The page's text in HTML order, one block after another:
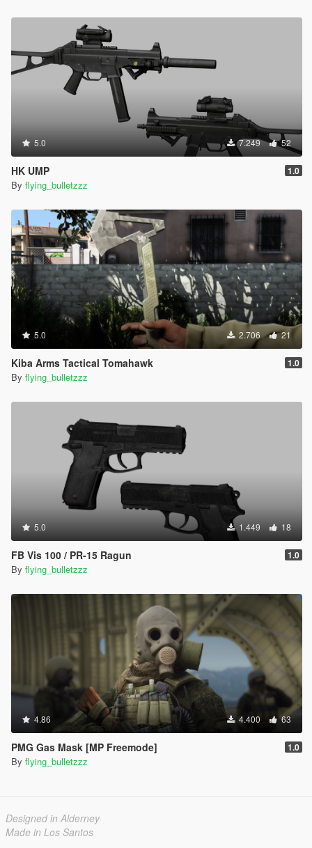
5.0 7.249 52
HK UMP 1.0
By flying_bulletzzz
5.0 2.706 21
Kiba Arms Tactical Tomahawk 1.0
By flying_bulletzzz
5.0 1.449 18
FB Vis 100 / PR-15 Ragun 1.0
By flying_bulletzzz
4.86 4.400 63
PMG Gas Mask [MP Freemode] 1.0
By flying_bulletzzz
Designed in Alderney
Made in Los Santos